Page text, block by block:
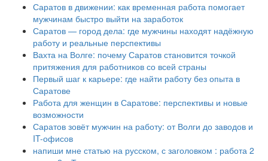
Саратов в движении: как временная работа помогает
мужчинам быстро выйти на заработок
Саратов — город дела: где мужчины находят надёжную
работу и реальные перспективы
Вахта на Волге: почему Саратов становится точкой
притяжения для работников со всей страны
Первый шаг к карьере: где найти работу без опыта в
Саратове
Работа для женщин в Саратове: перспективы и новые
возможности
Саратов зовёт мужчин на работу: от Волги до заводов и
IT-офисов
напиши мне статью на русском, с заголовком : работа 2